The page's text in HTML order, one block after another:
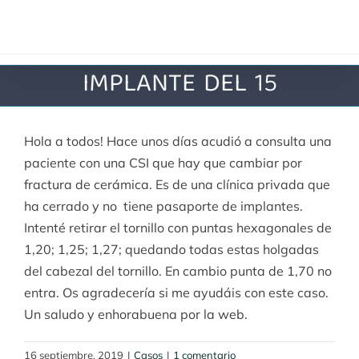
IMPLANTE DEL 15
Hola a todos! Hace unos días acudió a consulta una
paciente con una CSI que hay que cambiar por
fractura de cerámica. Es de una clínica privada que
ha cerrado y no tiene pasaporte de implantes.
Intenté retirar el tornillo con puntas hexagonales de
1,20; 1,25; 1,27; quedando todas estas holgadas
del cabezal del tornillo. En cambio punta de 1,70 no
entra. Os agradecería si me ayudáis con este caso.
Un saludo y enhorabuena por la web.
16 septiembre, 2019 | Casos | 1 comentario